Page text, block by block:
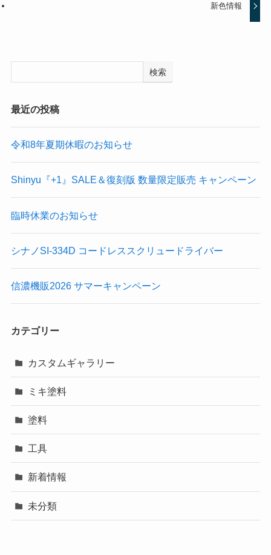
新色情報
検索
最近の投稿
令和8年夏期休暇のお知らせ
Shinyu『+1』SALE＆復刻版 数量限定販売 キャンペーン
臨時休業のお知らせ
シナノSI-334D コードレススクリュードライバー
信濃機販2026 サマーキャンペーン
カテゴリー
カスタムギャラリー
ミキ塗料
塗料
工具
新着情報
未分類